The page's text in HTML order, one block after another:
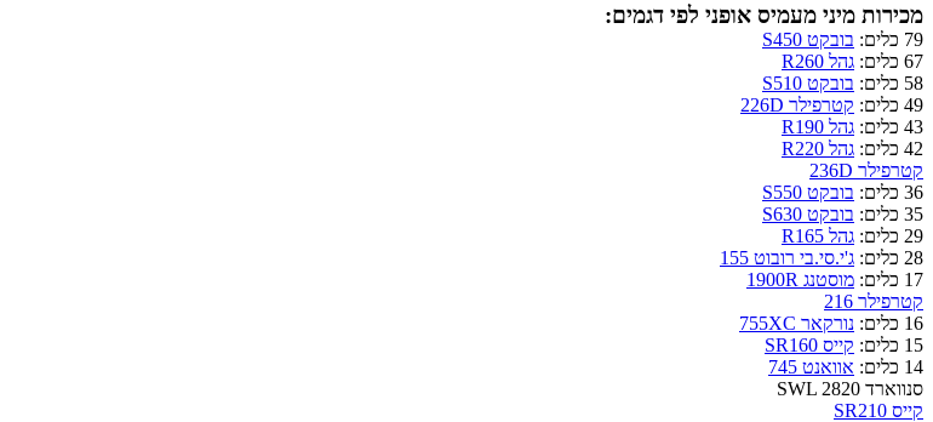
מכירות מיני מעמיס אופני לפי דגמים:
79 כלים:
בובקט S450
67 כלים:
גהל R260
58 כלים:
בובקט S510
49 כלים:
קטרפילר 226D
43 כלים:
גהל R190
42 כלים:
גהל R220
קטרפילר 236D
36 כלים:
בובקט S550
35 כלים:
בובקט S630
29 כלים:
גהל R165
28 כלים:
ג'י.סי.בי רובוט 155
17 כלים:
מוסטנג 1900R
קטרפילר 216
16 כלים:
נורקאר 755XC
15 כלים:
קייס SR160
14 כלים:
אוואנט 745
סנווארד SWL 2820
קייס SR210